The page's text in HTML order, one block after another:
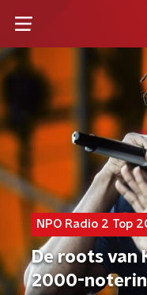
NPO Radio 2 Top
De roots van
2000-